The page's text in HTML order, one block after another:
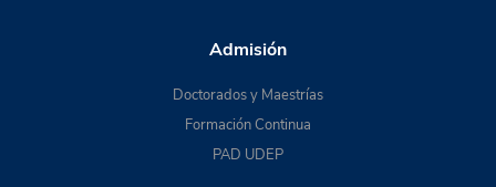
Admisión
Doctorados y Maestrías
Formación Continua
PAD UDEP